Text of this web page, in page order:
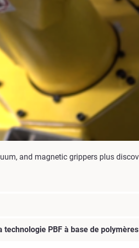
and magnetic grippers plus
PBF à base de polymères